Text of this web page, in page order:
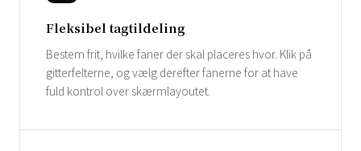
Fleksibel tagtildeling
Bestem frit, hvilke faner der skal placeres hvor. Klik på
gitterfelterne, og vælg derefter fanerne for at have
fuld kontrol over skærmlayoutet.